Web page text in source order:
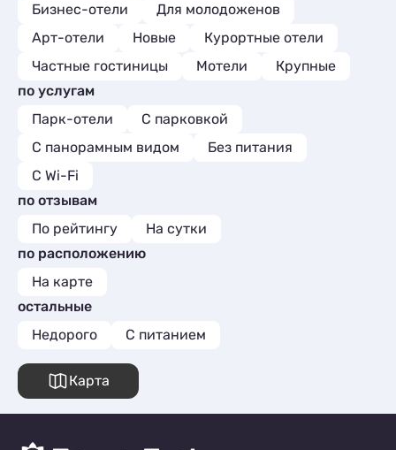
Бизнес-отели
Для молодоженов
Арт-отели
Новые
Курортные отели
Частные гостиницы
Мотели
Крупные
по услугам
Парк-отели
С парковкой
С панорамным видом
Без питания
С Wi-Fi
по отзывам
По рейтингу
На сутки
по расположению
На карте
остальные
Недорого
С питанием
Карта